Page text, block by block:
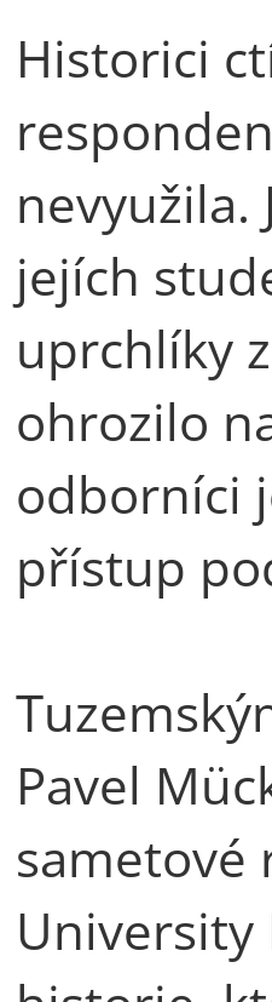
Historici
nevyužila.
jejích
uprchlíky
ohrozilo
odborníci
přístup
Pavel
sametové
University